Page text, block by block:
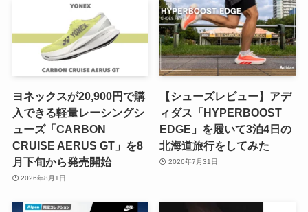
ヨネックスが20,900円で購
入できる軽量レーシングシ
ューズ「CARBON
CRUISE AERUS GT」を8
月下旬から発売開始
2026年8月1日
【シューズレビュー】アデ
ィダス「HYPERBOOST
EDGE」を履いて3泊4日の
北海道旅行をしてみた
2026年7月31日